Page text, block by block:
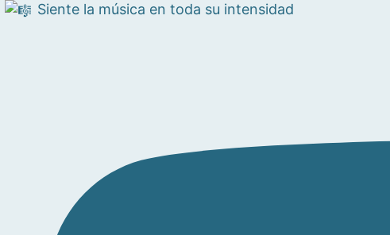
Siente la música en toda su intensidad